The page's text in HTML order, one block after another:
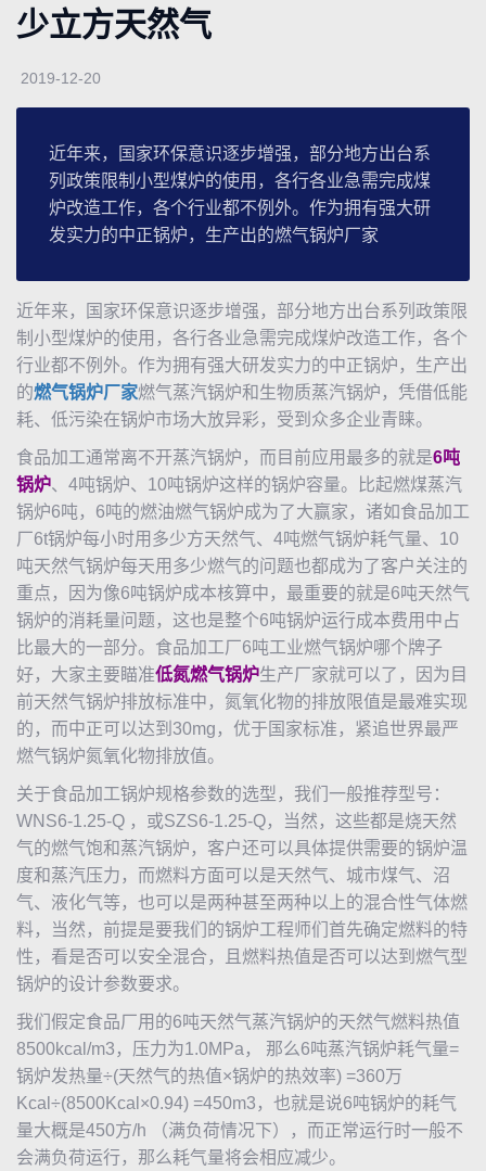
少立方天然气
2019-12-20
近年来，国家环保意识逐步增强，部分地方出台系
列政策限制小型煤炉的使用，各行各业急需完成煤
炉改造工作，各个行业都不例外。作为拥有强大研
发实力的中正锅炉，生产出的燃气锅炉厂家
近年来，国家环保意识逐步增强，部分地方出台系列政策限
制小型煤炉的使用，各行各业急需完成煤炉改造工作，各个
行业都不例外。作为拥有强大研发实力的中正锅炉 ，生产出
的燃气锅炉厂家燃气蒸汽锅炉和生物质蒸汽锅炉 ，凭借低能
耗、低污染在锅炉市场大放异彩，受到众多企业青睐。
食品加工通常离不开蒸汽锅炉 ，而目前应用最多的就是6吨
锅炉、4吨锅炉、10吨锅炉这样的锅炉容量。比起燃煤蒸汽
锅炉6吨，6吨的燃油燃气锅炉成为了大赢家，诸如食品加工
厂6t锅炉每小时用多少方天然气、4吨燃气锅炉耗气量、10
吨天然气锅炉每天用多少燃气的问题也都成为了客户关注的
重点，因为像6吨锅炉成本核算中，最重要的就是6吨天然气
锅炉的消耗量问题，这也是整个6吨锅炉运行成本费用中占
比最大的一部分。食品加工厂6吨工业燃气锅炉哪个牌子
好，大家主要瞄准低氮燃气锅炉生产厂家就可以了，因为目
前天然气锅炉排放标准中，氮氧化物的排放限值是最难实现
的，而中正可以达到30mg，优于国家标准，紧追世界最严
燃气锅炉氮氧化物排放值。
关于食品加工锅炉规格参数的选型，我们一般推荐型号：
WNS6-1.25-Q ，或SZS6-1.25-Q，当然，这些都是烧天然
气的燃气饱和蒸汽锅炉，客户还可以具体提供需要的锅炉温
度和蒸汽压力，而燃料方面可以是天然气、城市煤气、沼
气、液化气等，也可以是两种甚至两种以上的混合性气体燃
料，当然，前提是要我们的锅炉工程师们首先确定燃料的特
性，看是否可以安全混合，且燃料热值是否可以达到燃气型
锅炉的设计参数要求。
我们假定食品厂用的6吨天然气蒸汽锅炉的天然气燃料热值
8500kcal/m3，压力为1.0MPa， 那么6吨蒸汽锅炉耗气量=
锅炉发热量÷(天然气的热值×锅炉的热效率) =360万
Kcal÷(8500Kcal×0.94) =450m3，也就是说6吨锅炉的耗气
量大概是450方/h （满负荷情况下），而正常运行时一般不
会满负荷运行，那么耗气量将会相应减少。